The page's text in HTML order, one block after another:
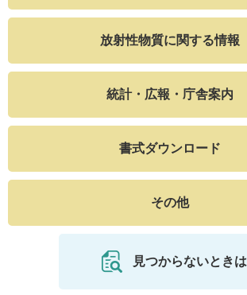
放射性物質に関する情報
統計・広報・庁舎案内
書式ダウンロード
その他
見つからないときは